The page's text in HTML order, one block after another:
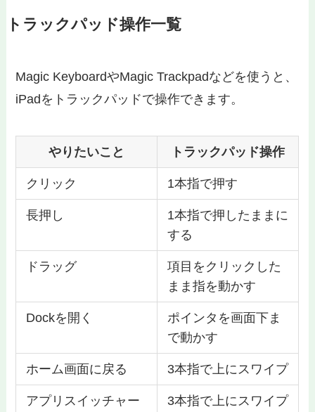
トラックパッド操作一覧
Magic KeyboardやMagic Trackpadなどを使うと、
iPadをトラックパッドで操作できます。
やりたいこと トラックパッド操作
クリック 1本指で押す
長押し
1本指で押したままに
する
ドラッグ
項目をクリックした
まま指を動かす
Dockを開く
ポインタを画面下ま
で動かす
ホーム画面に戻る 3本指で上にスワイプ
アプリスイッチャー
3本指で上にスワイプ